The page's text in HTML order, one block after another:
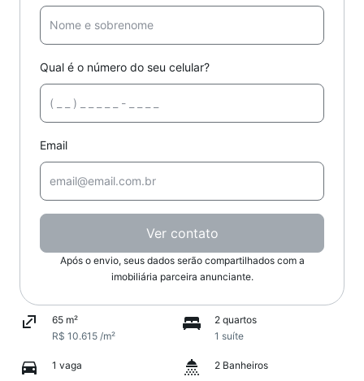
Qual é o número do seu celular?
Email
Ver contato
Após o envio, seus dados serão compartilhados com a
imobiliária parceira anunciante.
65 m²
R$ 10.615 /m²
2 quartos
1 suíte
1 vaga 2 Banheiros